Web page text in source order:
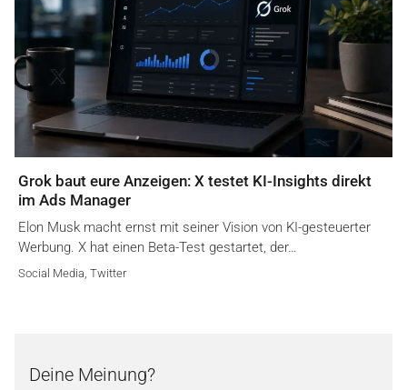
Grok baut eure Anzeigen: X testet KI-Insights direkt
im Ads Manager
Elon Musk macht ernst mit seiner Vision von KI-gesteuerter
Werbung. X hat einen Beta-Test gestartet, der…
Social Media Twitter
Deine Meinung?